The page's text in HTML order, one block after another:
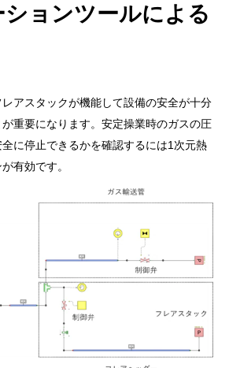
ョンツールによる
アスタックが機能して設備の安全が十分
重要になります。安定操業時のガスの圧
に停止できるかを確認するには1次元熱
有効です。